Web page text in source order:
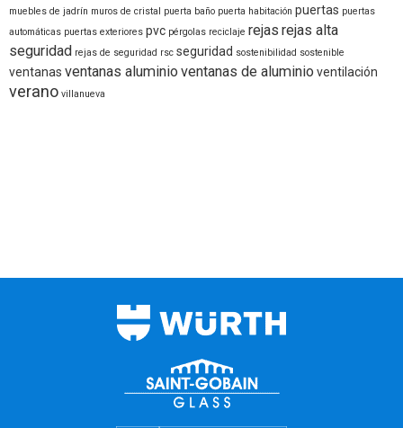
muebles de jadrín muros de cristal puerta baño puerta habitación puertas puertas
automáticas puertas exteriores pvc pérgolas reciclaje rejas rejas alta
seguridad rejas de seguridad rsc seguridad sostenibilidad sostenible
ventanas ventanas aluminioventanas de aluminioventilación
verano villanueva